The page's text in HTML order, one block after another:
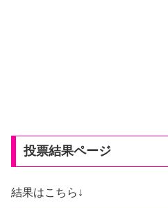
投票結果ページ
結果はこちら↓